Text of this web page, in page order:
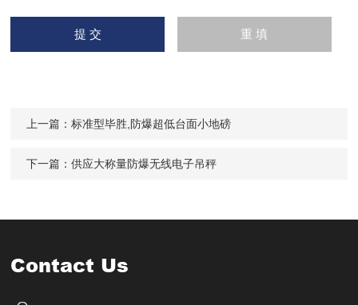
上一篇：标准型毕胜,防爆超低台面小地磅
下一篇：供应大称量防爆无线电子吊秤
Contact Us